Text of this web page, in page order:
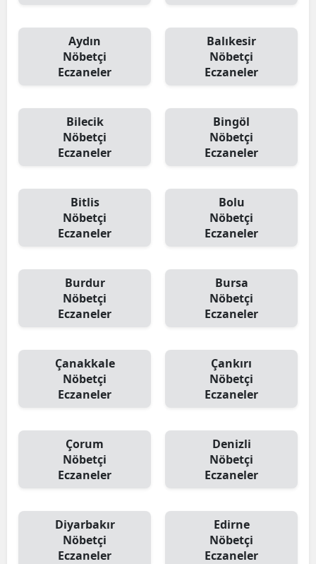
Aydın
Nöbetçi
Eczaneler
Balıkesir
Nöbetçi
Eczaneler
Bilecik
Nöbetçi
Eczaneler
Bingöl
Nöbetçi
Eczaneler
Bitlis
Nöbetçi
Eczaneler
Bolu
Nöbetçi
Eczaneler
Burdur
Nöbetçi
Eczaneler
Bursa
Nöbetçi
Eczaneler
Çanakkale
Nöbetçi
Eczaneler
Çankırı
Nöbetçi
Eczaneler
Çorum
Nöbetçi
Eczaneler
Denizli
Nöbetçi
Eczaneler
Diyarbakır
Nöbetçi
Eczaneler
Edirne
Nöbetçi
Eczaneler